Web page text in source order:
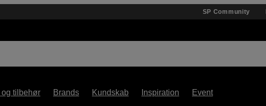
SP Community
og tilbehør Brands Kundskab Inspiration Event